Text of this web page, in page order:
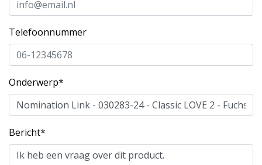
Telefoonnummer
Onderwerp*
Bericht*